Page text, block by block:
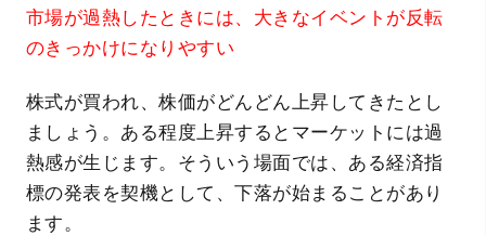
市場が過熱したときには、大きなイベントが反転
のきっかけになりやすい
株式が買われ、株価がどんどん上昇してきたとし
ましょう。ある程度上昇するとマーケットには過
熱感が生じます。そういう場面では、ある経済指
標の発表を契機として、下落が始まることがあり
ます。